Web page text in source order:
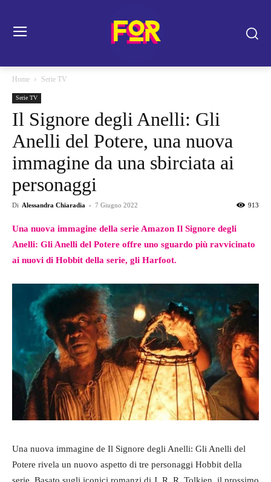
Home Serie TV
Serie TV
Il Signore degli Anelli: Gli
Anelli del Potere, una nuova
immagine da una sbirciata ai
personaggi
Di Alessandra Chiaradia - 7 Giugno 2022 913
Una nuova immagine della serie Amazon Il Signore degli
Anelli: Gli Anelli del Potere offre uno sguardo più ravvicinato
ai nuovi di Hobbit della serie, gli Harfoot.
Una nuova immagine de Il Signore degli Anelli: Gli Anelli del
Potere rivela un nuovo aspetto di tre personaggi Hobbit della
serie. Basato sugli iconici romanzi di J. R. R. Tolkien, il prossimo